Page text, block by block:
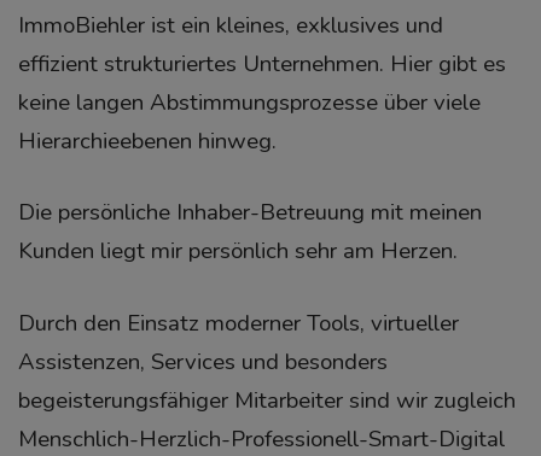
ImmoBiehler ist ein kleines, exklusives und
effizient strukturiertes Unternehmen. Hier gibt es
keine langen Abstimmungsprozesse über viele
Hierarchieebenen hinweg.
Die persönliche Inhaber-Betreuung mit meinen
Kunden liegt mir persönlich sehr am Herzen.
Durch den Einsatz moderner Tools, virtueller
Assistenzen, Services und besonders
begeisterungsfähiger Mitarbeiter sind wir zugleich
Menschlich-Herzlich-Professionell-Smart-Digital